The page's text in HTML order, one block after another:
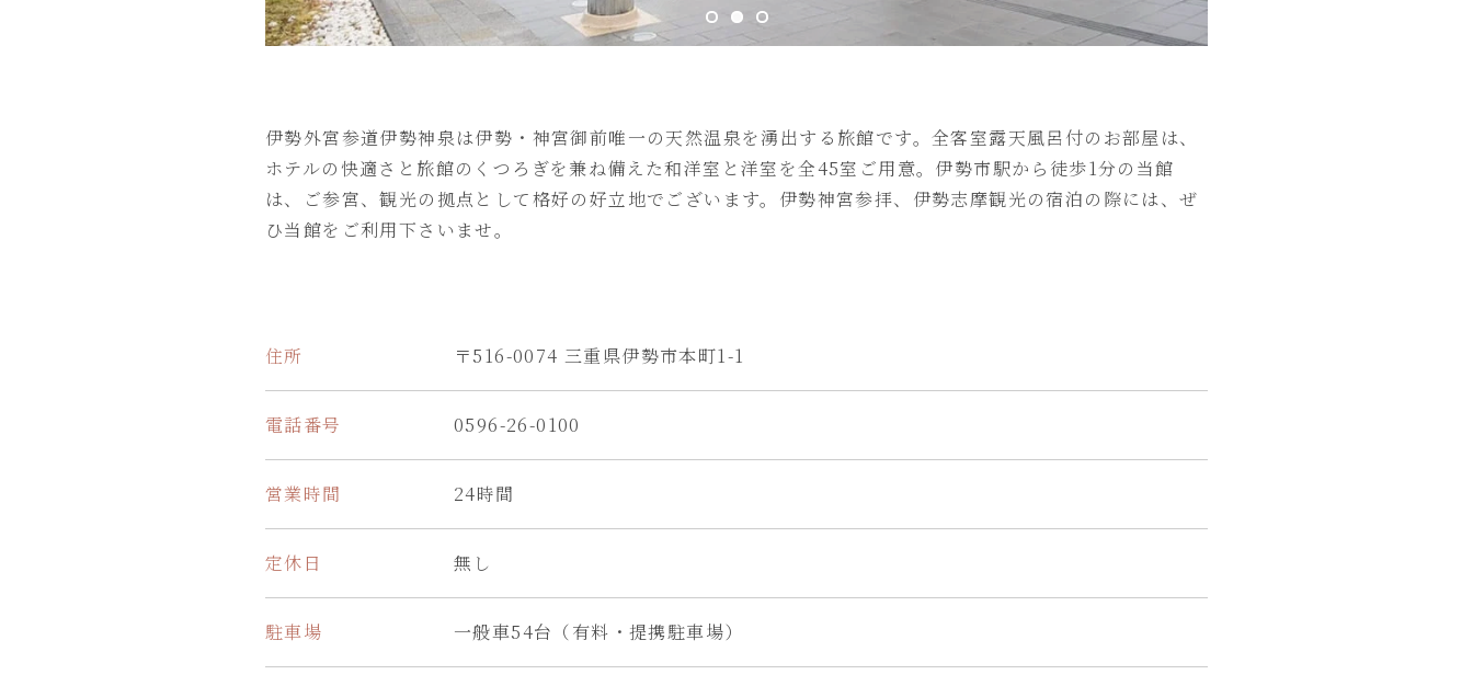
伊勢外宮参道伊勢神泉は伊勢・神宮御前唯一の天然温泉を湧出する旅館です。全客室露天風呂付のお部屋は、
ホテルの快適さと旅館のくつろぎを兼ね備えた和洋室と洋室を全45室ご用意。伊勢市駅から徒歩1分の当館
は、ご参宮、観光の拠点として格好の好立地でございます。伊勢神宮参拝、伊勢志摩観光の宿泊の際には、ぜ
ひ当館をご利用下さいませ。
住所 〒516-0074 三重県伊勢市本町1-1
電話番号 0596-26-0100
営業時間 24時間
定休日 無し
駐車場 一般車54台（有料・提携駐車場）